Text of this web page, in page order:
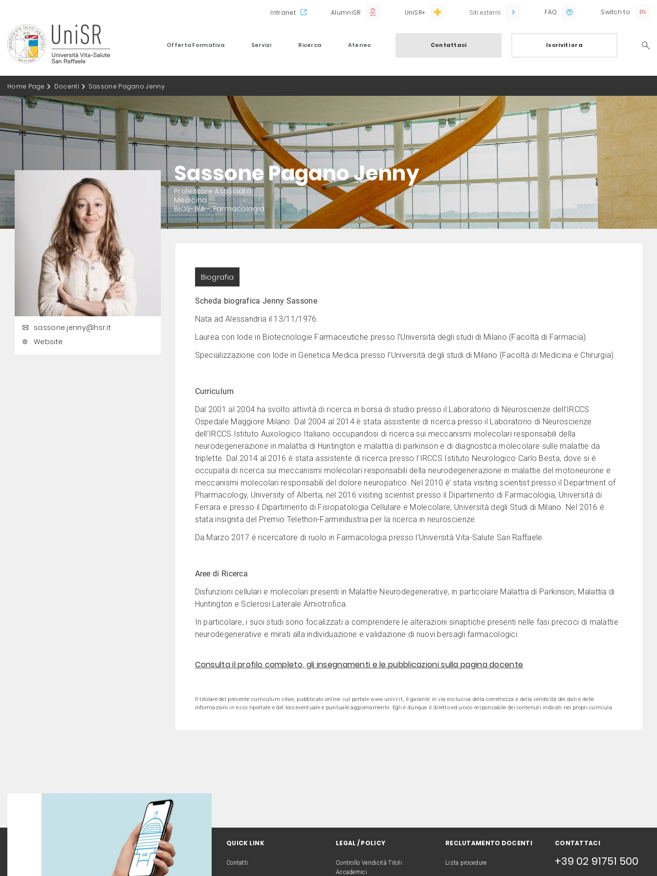
Intranet AlumniSR UniSR+ Siti esterni FAQ Switch to
Offerta Formativa Servizi Ricerca Ateneo Contattaci Iscriviti ora
Home Page Docenti Sassone Pagano Jenny
Sassone Pagano Jenny
Professore Associato
Medicina
BIOS-11/A - Farmacologia
sassone.jenny@hsr.it
Website
Biografia
Scheda biografica Jenny Sassone
Nata ad Alessandria il 13/11/1976
Laurea con lode in Biotecnologie Farmaceutiche presso l’Università degli studi di Milano (Facoltà di Farmacia).
Specializzazione con lode in Genetica Medica presso l’Università degli studi di Milano (Facoltà di Medicina e Chirurgia).
Curriculum
Dal 2001 al 2004 ha svolto attività di ricerca in borsa di studio presso il Laboratorio di Neuroscienze dell’IRCCS
Ospedale Maggiore Milano. Dal 2004 al 2014 è stata assistente di ricerca presso il Laboratorio di Neuroscienze
dell’IRCCS Istituto Auxologico Italiano occupandosi di ricerca sui meccanismi molecolari responsabili della
neurodegenerazione in malattia di Huntington e malattia di parkinson e di diagnostica molecolare sulle malattie da
triplette. Dal 2014 al 2016 è stata assistente di ricerca presso l’IRCCS Istituto Neurologico Carlo Besta, dove si è
occupata di ricerca sui meccanismi molecolari responsabili della neurodegenerazione in malattie del motoneurone e
meccanismi molecolari responsabili del dolore neuropatico. Nel 2010 è’ stata visiting scientist presso il Department of
Pharmacology, University of Alberta; nel 2016 visiting scientist presso il Dipartimento di Farmacologia, Università di
Ferrara e presso il Dipartimento di Fisiopatologia Cellulare e Molecolare, Università degli Studi di Milano. Nel 2016 è
stata insignita del Premio Telethon-Farmindustria per la ricerca in neuroscienze.
Da Marzo 2017 è ricercatore di ruolo in Farmacologia presso l’Università Vita-Salute San Raffaele.
Aree di Ricerca
Disfunzioni cellulari e molecolari presenti in Malattie Neurodegenerative, in particolare Malattia di Parkinson, Malattia di
Huntington e Sclerosi Laterale Amiotrofica.
In particolare, i suoi studi sono focalizzati a comprendere le alterazioni sinaptiche presenti nelle fasi precoci di malattie
neurodegenerative e mirati alla individuazione e validazione di nuovi bersagli farmacologici.
Consulta il profilo completo, gli insegnamenti e le pubblicazioni sulla pagina docente
Il titolare del presente curriculum vitae, pubblicato online sul portale www.unisr.it, è garante in via esclusiva della correttezza e della veridicità dei dati e delle
informazioni in esso riportate e del loro eventuale e puntuale aggiornamento. Egli è dunque il diretto ed unico responsabile dei contenuti indicati nei propri curricula.
QUICK LINK
Contatti
LEGAL / POLICY
Controllo Veridicità Titoli
Accademici
RECLUTAMENTO DOCENTI
Lista procedure
CONTATTACI
+39 02 91751 500